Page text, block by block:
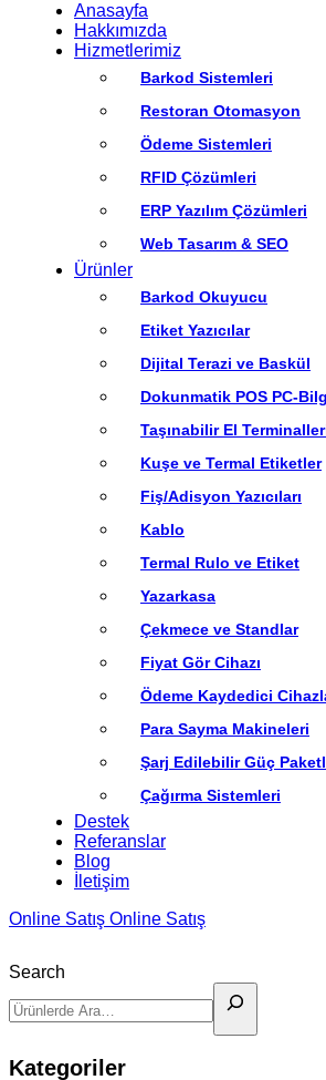
Anasayfa
Hakkımızda
Hizmetlerimiz
Barkod Sistemleri
Restoran Otomasyon
Ödeme Sistemleri
RFID Çözümleri
ERP Yazılım Çözümleri
Web Tasarım & SEO
Ürünler
Barkod Okuyucu
Etiket Yazıcılar
Dijital Terazi ve Baskül
Dokunmatik POS PC-
Taşınabilir El
Kuşe ve Termal Etiketler
Fiş/Adisyon Yazıcıları
Kablo
Termal Rulo ve Etiket
Yazarkasa
Çekmece ve Standlar
Fiyat Gör Cihazı
Ödeme Kaydedici
Para Sayma Makineleri
Şarj Edilebilir Güç
Çağırma Sistemleri
Destek
Referanslar
Blog
İletişim
Online Satış Online Satış
Search
Kategoriler